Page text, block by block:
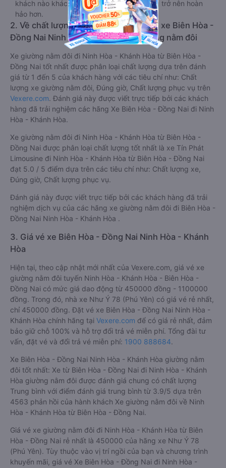
khách nào khác. Chuyến du lịch vì thế cũng trở nên hoàn
hảo hơn.
2. Về chất lượng, review, đánh giá nhà xe Biên Hòa -
Đồng Nai Ninh Hòa - Khánh Hòa giường nằm đôi
Xe giường nằm đôi đi Ninh Hòa - Khánh Hòa từ Biên Hòa -
Đồng Nai tốt nhất được phân loại chất lượng dựa trên đánh
giá từ 1 đến 5 của khách hàng với các tiêu chí như: Chất
lượng xe giường nằm đôi, Đúng giờ, Chất lượng phục vụ trên
Vexere.com. Đánh giá này được viết trực tiếp bởi các khách
hàng đã trải nghiệm các hãng Xe Biên Hòa - Đồng Nai đi Ninh
Hòa - Khánh Hòa.
Xe giường nằm đôi đi Ninh Hòa - Khánh Hòa từ Biên Hòa -
Đồng Nai được phân loại chất lượng tốt nhất là xe Tín Phát
Limousine đi Ninh Hòa - Khánh Hòa từ Biên Hòa - Đồng Nai
đạt 5.0 / 5 điểm dựa trên các tiêu chí như: Chất lượng xe,
Đúng giờ, Chất lượng phục vụ.
Đánh giá này được viết trực tiếp bởi các khách hàng đã trải
nghiệm dịch vụ của các hãng xe giường nằm đôi đi Biên Hòa -
Đồng Nai Ninh Hòa - Khánh Hòa .
3. Giá vé xe Biên Hòa - Đồng Nai Ninh Hòa - Khánh
Hòa
Hiện tại, theo cập nhật mới nhất của Vexere.com, giá vé xe
giường nằm đôi tuyến Ninh Hòa - Khánh Hòa - Biên Hòa -
Đồng Nai có mức giá dao động từ 450000 đồng - 1100000
đồng. Trong đó, nhà xe Như Ý 78 (Phú Yên) có giá vé rẻ nhất,
chỉ 450000 đồng. Đặt vé xe Biên Hòa - Đồng Nai Ninh Hòa -
Khánh Hòa chính hãng tại Vexere.com để có giá rẻ nhất, đảm
bảo giữ chỗ 100% và hỗ trợ đổi trả vé miễn phí. Tổng đài tư
vấn, đặt vé và đổi trả vé miễn phí: 1900 888684.
Xe Biên Hòa - Đồng Nai Ninh Hòa - Khánh Hòa giường nằm
đôi tốt nhất: Xe từ Biên Hòa - Đồng Nai đi Ninh Hòa - Khánh
Hòa giường nằm đôi được đánh giá chung có chất lượng
Trung bình với điểm đánh giá trung bình từ 3.9/5 dựa trên
4563 phản hồi của hành khách Xe giường nằm đôi về Ninh
Hòa - Khánh Hòa từ Biên Hòa - Đồng Nai.
Giá vé xe giường nằm đôi đi Ninh Hòa - Khánh Hòa từ Biên
Hòa - Đồng Nai rẻ nhất là 450000 của hãng xe Như Ý 78
(Phú Yên). Tùy thuộc vào vị trí ngồi của bạn và chương trình
khuyến mãi, giá vé Xe Biên Hòa - Đồng Nai đi Ninh Hòa -